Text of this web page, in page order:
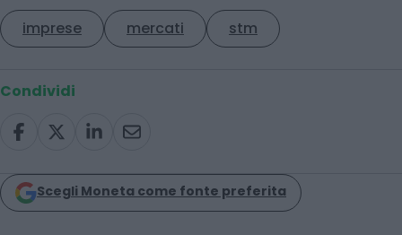
imprese mercati stm
Condividi
Scegli Moneta come fonte preferita